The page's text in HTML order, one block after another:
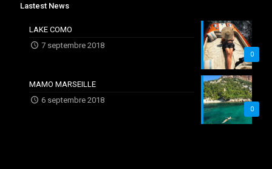
Lastest News
0
LAKE COMO
7 septembre 2018
0
MAMO MARSEILLE
6 septembre 2018